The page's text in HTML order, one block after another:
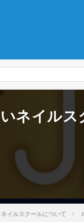
ネイルス
ネイルスクールについて